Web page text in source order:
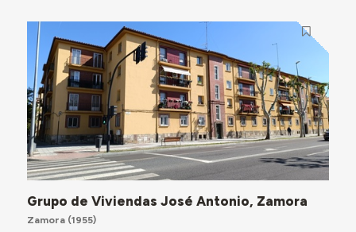
Grupo de Viviendas José Antonio, Zamora
Zamora(1955)